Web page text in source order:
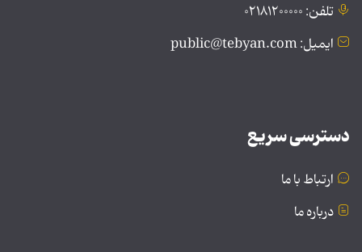
تلفن: ۰۲۱۸۱۲۰۰۰۰۰
ایمیل: public@tebyan.com
دسترسی سریع
ارتباط با ما
درباره ما